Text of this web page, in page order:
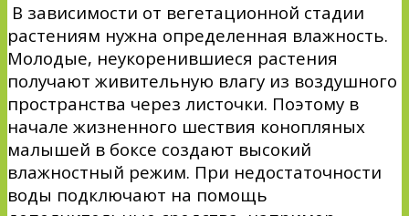
В зависимости от вегетационной стадии
растениям нужна определенная влажность.
Молодые, неукоренившиеся растения
получают живительную влагу из воздушного
пространства через листочки. Поэтому в
начале жизненного шествия конопляных
малышей в боксе создают высокий
влажностный режим. При недостаточности
воды подключают на помощь